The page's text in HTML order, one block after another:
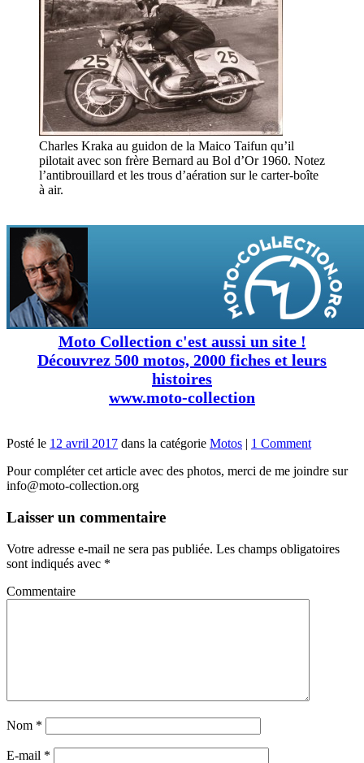
Charles Kraka au guidon de la Maico Taifun qu’il
pilotait avec son frère Bernard au Bol d’Or 1960. Notez
l’antibrouillard et les trous d’aération sur le carter-boîte
à air.
Moto Collection c'est aussi un site !
Découvrez 500 motos, 2000 fiches et leurs
histoires
www.moto-collection
Posté le 12 avril 2017 dans la catégorie Motos | 1 Comment
Pour compléter cet article avec des photos, merci de me joindre sur
info@moto-collection.org
Laisser un commentaire
Votre adresse e-mail ne sera pas publiée. Les champs obligatoires
sont indiqués avec *
Commentaire
Nom *
E-mail *